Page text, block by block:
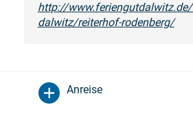
http://
dalwitz/reiterhof-rodenberg/
Anreise